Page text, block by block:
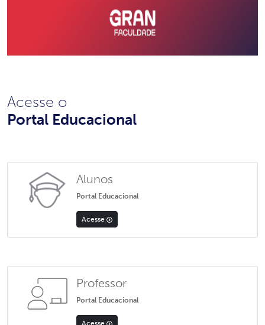
Acesse o
Portal Educacional
Alunos
Portal Educacional
Acesse
Professor
Portal Educacional
Acesse